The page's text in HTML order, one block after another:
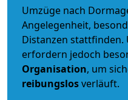
Umzüge nach
Angelegenheit,
Distanzen stattfinden.
erfordern jedoch
Organisation, um
reibungslosverläuft.